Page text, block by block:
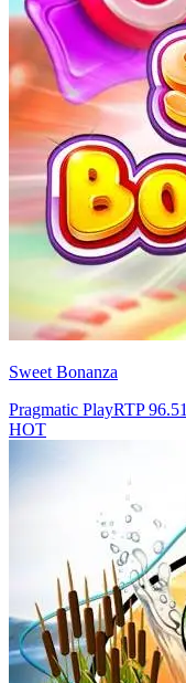
Sweet Bonanza
Pragmatic PlayRTP96.51
HOT